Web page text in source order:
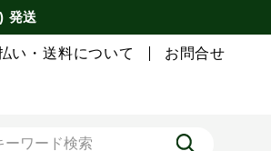
発送
い・送料について お問合せ